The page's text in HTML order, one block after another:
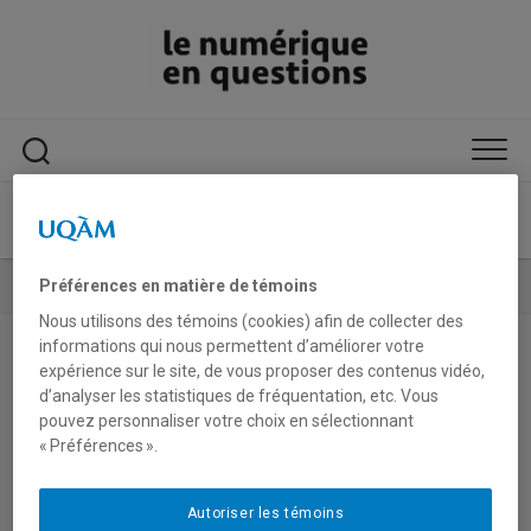
TAGGED:SITE MARCHAND
Préférences en matière de témoins
Nous utilisons des témoins (cookies) afin de collecter des
informations qui nous permettent d’améliorer votre
expérience sur le site, de vous proposer des contenus vidéo,
d’analyser les statistiques de fréquentation, etc. Vous
pouvez personnaliser votre choix en sélectionnant
« Préférences ».
Autoriser les témoins